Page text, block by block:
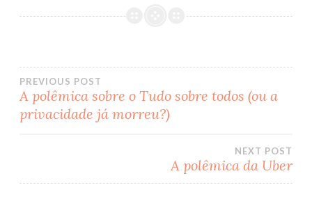
Post
PREVIOUS POST
A polêmica sobre o Tudo sobre todos (ou a
privacidade já morreu?)
NEXT POST
A polêmica da Uber